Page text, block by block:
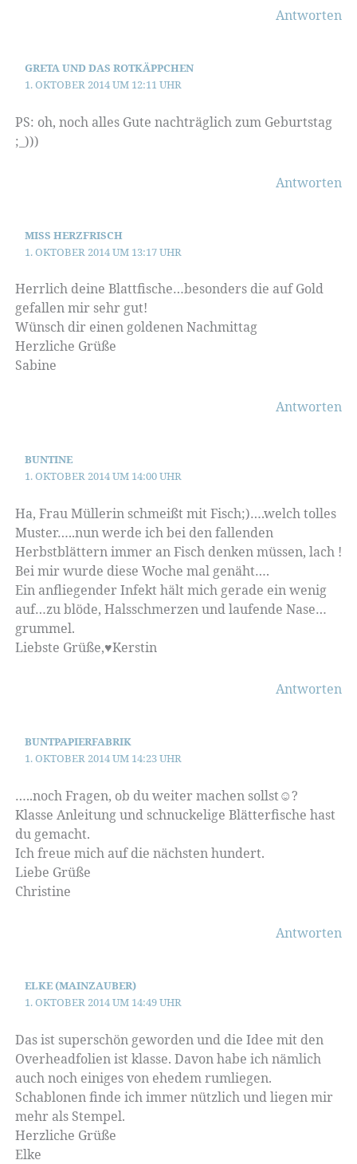
Antworten
GRETA UND DAS ROTKÄPPCHEN
1. OKTOBER 2014 UM 12:11 UHR
PS: oh, noch alles Gute nachträglich zum Geburtstag
;_)))
Antworten
MISS HERZFRISCH
1. OKTOBER 2014 UM 13:17 UHR
Herrlich deine Blattfische…besonders die auf Gold
gefallen mir sehr gut!
Wünsch dir einen goldenen Nachmittag
Herzliche Grüße
Sabine
Antworten
BUNTINE
1. OKTOBER 2014 UM 14:00 UHR
Ha, Frau Müllerin schmeißt mit Fisch;)….welch tolles
Muster…..nun werde ich bei den fallenden
Herbstblättern immer an Fisch denken müssen, lach !
Bei mir wurde diese Woche mal genäht….
Ein anfliegender Infekt hält mich gerade ein wenig
auf…zu blöde, Halsschmerzen und laufende Nase…
grummel.
Liebste Grüße,♥Kerstin
Antworten
BUNTPAPIERFABRIK
1. OKTOBER 2014 UM 14:23 UHR
…..noch Fragen, ob du weiter machen sollst☺?
Klasse Anleitung und schnuckelige Blätterfische hast
du gemacht.
Ich freue mich auf die nächsten hundert.
Liebe Grüße
Christine
Antworten
ELKE (MAINZAUBER)
1. OKTOBER 2014 UM 14:49 UHR
Das ist superschön geworden und die Idee mit den
Overheadfolien ist klasse. Davon habe ich nämlich
auch noch einiges von ehedem rumliegen.
Schablonen finde ich immer nützlich und liegen mir
mehr als Stempel.
Herzliche Grüße
Elke